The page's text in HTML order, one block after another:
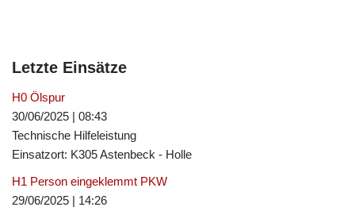
Letzte Einsätze
H0 Ölspur
30/06/2025 | 08:43
Technische Hilfeleistung
Einsatzort: K305 Astenbeck - Holle
H1 Person eingeklemmt PKW
29/06/2025 | 14:26